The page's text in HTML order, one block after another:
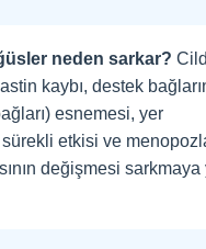
neden sarkar?
kaybı, destek
esnemesi, yer
etkisi ve
değişmesi sarkmaya